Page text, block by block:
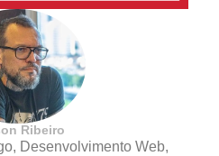
Ribeiro
Desenvolvimento Web,